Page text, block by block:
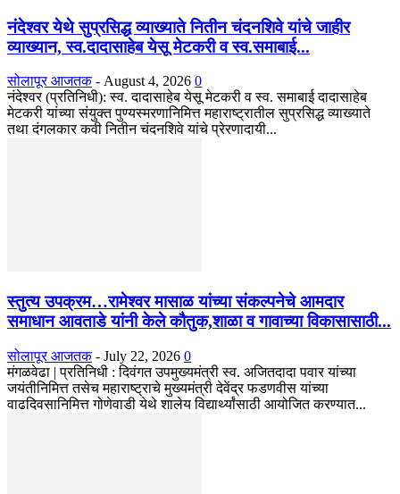
नंदेश्वर येथे सुप्रसिद्ध व्याख्याते नितीन चंदनशिवे यांचे जाहीर
व्याख्यान, स्व.दादासाहेब येसू मेटकरी व स्व.समाबाई...
सोलापूर आजतक - August 4, 2026 0
नंदेश्वर (प्रतिनिधी): स्व. दादासाहेब येसू मेटकरी व स्व. समाबाई दादासाहेब
मेटकरी यांच्या संयुक्त पुण्यस्मरणानिमित्त महाराष्ट्रातील सुप्रसिद्ध व्याख्याते
तथा दंगलकार कवी नितीन चंदनशिवे यांचे प्रेरणादायी...
स्तुत्य उपक्रम…रामेश्वर मासाळ यांच्या संकल्पनेचे आमदार
समाधान आवताडे यांनी केले कौतुक,शाळा व गावाच्या विकासासाठी...
सोलापूर आजतक - July 22, 2026 0
मंगळवेढा | प्रतिनिधी : दिवंगत उपमुख्यमंत्री स्व. अजितदादा पवार यांच्या
जयंतीनिमित्त तसेच महाराष्ट्राचे मुख्यमंत्री देवेंद्र फडणवीस यांच्या
वाढदिवसानिमित्त गोणेवाडी येथे शालेय विद्यार्थ्यांसाठी आयोजित करण्यात...